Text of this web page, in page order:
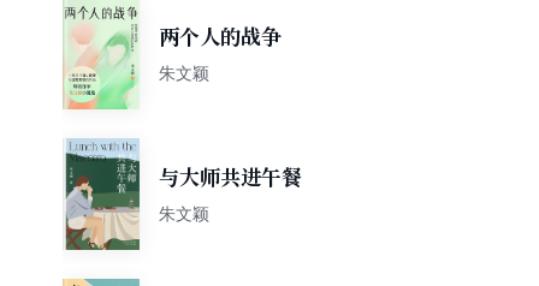
两个人的战争
朱文颖
与大师共进午餐
朱文颖